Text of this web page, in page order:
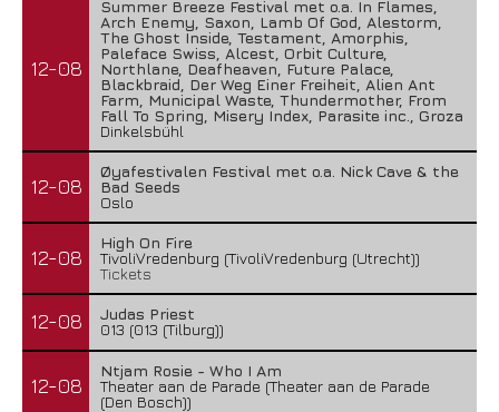
12-08
Summer Breeze Festival met o.a. In Flames,
Arch Enemy, Saxon, Lamb Of God, Alestorm,
The Ghost Inside, Testament, Amorphis,
Paleface Swiss, Alcest, Orbit Culture,
Northlane, Deafheaven, Future Palace,
Blackbraid, Der Weg Einer Freiheit, Alien Ant
Farm, Municipal Waste, Thundermother, From
Fall To Spring, Misery Index, Parasite inc., Groza
Dinkelsbühl
12-08
Øyafestivalen Festival met o.a. Nick Cave & the
Bad Seeds
Oslo
12-08
High On Fire
TivoliVredenburg (TivoliVredenburg (Utrecht))
Tickets
12-08
Judas Priest
013 (013 (Tilburg))
12-08
Ntjam Rosie - Who I Am
Theater aan de Parade (Theater aan de Parade
(Den Bosch))